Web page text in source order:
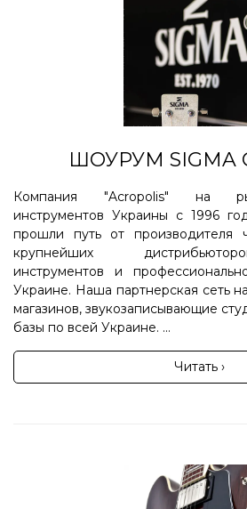
ШОУРУМ SIGMA
Компания "Acropolis" на
инструментов Украины с 1996
прошли путь от производителя
крупнейших
инструментов и
Украине. Наша партнерская сеть
магазинов, звукозаписывающие
базы по всей Украине. ...
Читать ›